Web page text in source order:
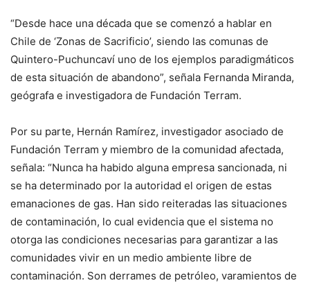
“Desde hace una década que se comenzó a hablar en
Chile de ‘Zonas de Sacrificio’, siendo las comunas de
Quintero-Puchuncaví uno de los ejemplos paradigmáticos
de esta situación de abandono”, señala Fernanda Miranda,
geógrafa e investigadora de Fundación Terram.
Por su parte, Hernán Ramírez, investigador asociado de
Fundación Terram y miembro de la comunidad afectada,
señala: “Nunca ha habido alguna empresa sancionada, ni
se ha determinado por la autoridad el origen de estas
emanaciones de gas. Han sido reiteradas las situaciones
de contaminación, lo cual evidencia que el sistema no
otorga las condiciones necesarias para garantizar a las
comunidades vivir en un medio ambiente libre de
contaminación. Son derrames de petróleo, varamientos de